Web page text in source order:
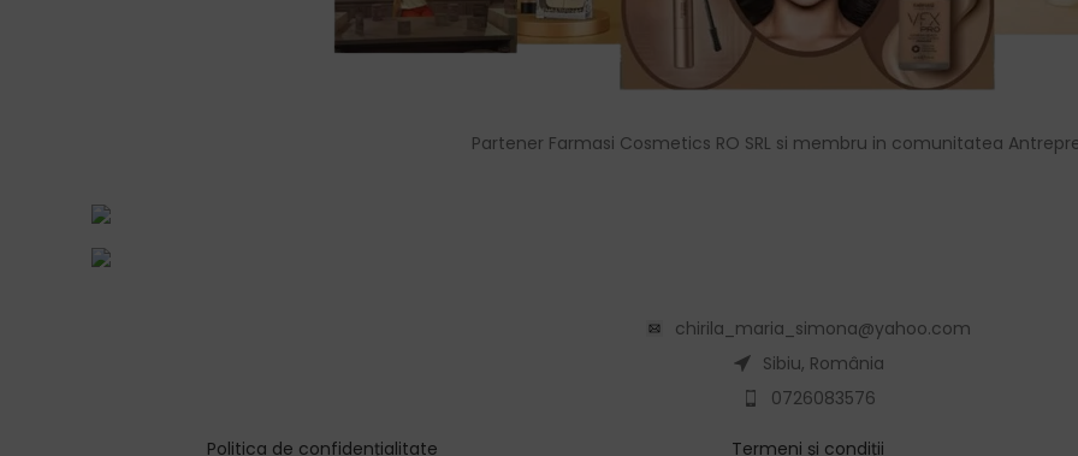
Partener Farmasi Cosmetics RO SRL si membru in comunitatea
chirila_maria_simona@yahoo.com
Sibiu, România
0726083576
Politica de confidențialitate Termeni și condiții